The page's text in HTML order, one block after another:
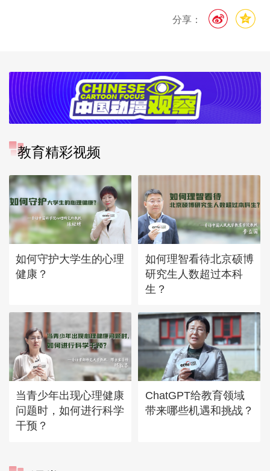
分享：
教育精彩视频
如何守护大学生的心理
健康？
如何理智看待北京硕博
研究生人数超过本科
生？
当青少年出现心理健康
问题时，如何进行科学
干预？
ChatGPT给教育领域
带来哪些机遇和挑战？